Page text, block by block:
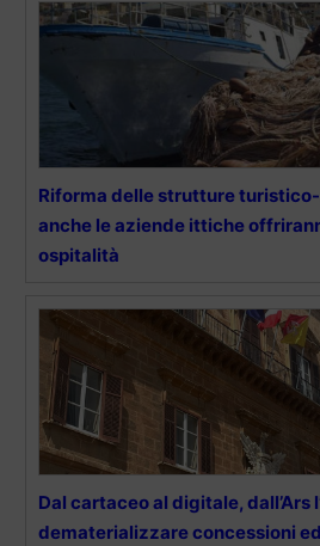
Riforma delle strutture
anche le aziende ittiche
ospitalità
Dal cartaceo al digitale, dall’Ars
dematerializzare concessioni